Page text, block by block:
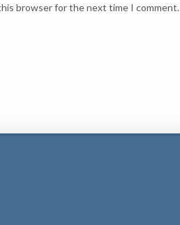
browser for the next time I comment.